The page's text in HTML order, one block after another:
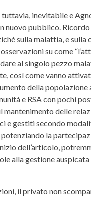
tuttavia, inevitabile e
nuovo pubblico.
sulla malattia, e
su come
al singolo pezzo
così come vanno
della
e RSA con pochi
delle
e gestiti secondo
la
dell’articolo,
alla gestione
il privato non